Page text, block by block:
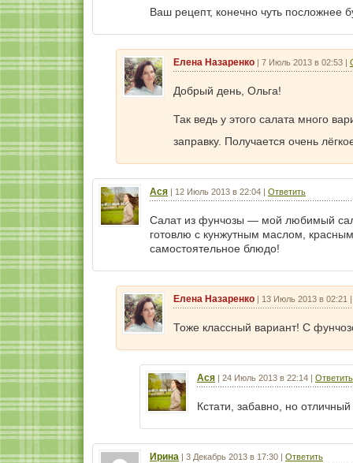
Ваш рецепт, конечно чуть посложнее
Елена Назаренко | 7 Июль 2013 в 02:53 |
Добрый день, Ольга!
Так ведь у этого салата много
заправку. Получается очень
Ася | 12 Июль 2013 в 22:04 | Ответить
Салат из фунчозы — мой любимый
готовлю с кунжутным маслом,
самостоятельное блюдо!
Елена Назаренко | 13 Июль 2013 в 02:21
Тоже классный вариант! С
Ася | 24 Июль 2013 в 22:14 | Ответить
Кстати, забавно, но
Ирина | 3 Декабрь 2013 в 17:30 | Ответить